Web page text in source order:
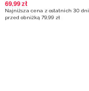
69,99 zł
Najniższa cena z ostatnich 30 dni
przed obniżką 79,99 zł